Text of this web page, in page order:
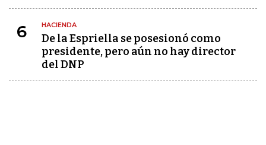
6 HACIENDA
De la Espriella se posesionó como
presidente, pero aún no hay director
del DNP